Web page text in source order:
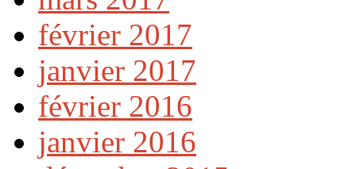
février 2017
janvier 2017
février 2016
janvier 2016